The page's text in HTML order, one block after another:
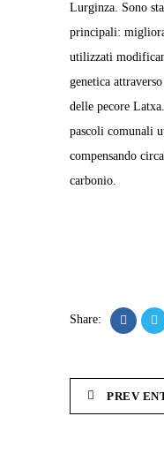
Lurginza. Sono
principali:
utilizzati
genetica
delle pecore
pascoli comunali
compensando
carbonio.
Share:
PREV